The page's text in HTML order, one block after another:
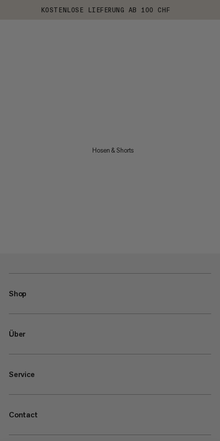
KOSTENLOSE LIEFERUNG AB 100 CHF
Hosen & Shorts
Shop
Über
Service
Contact